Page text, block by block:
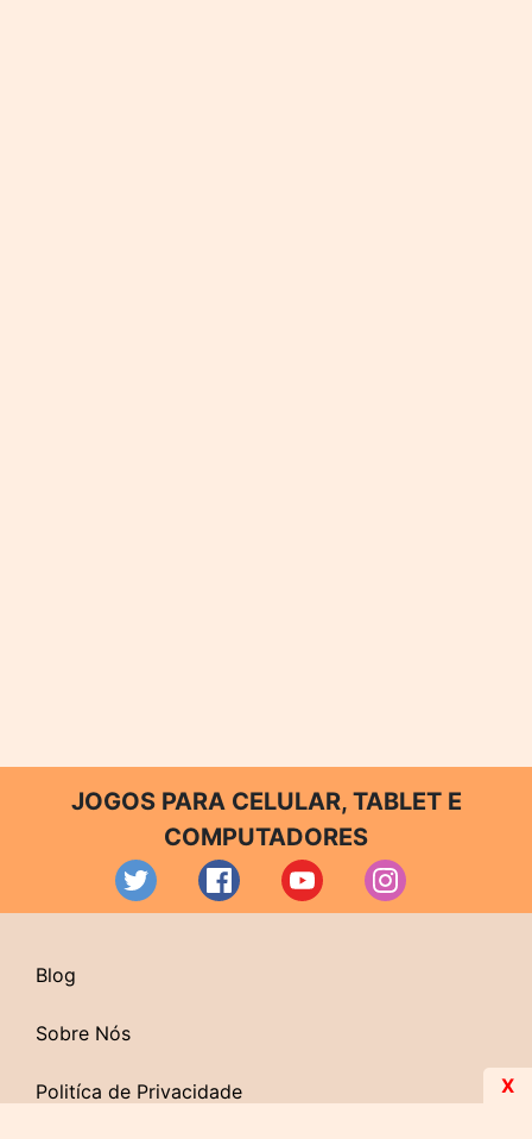
JOGOS PARA CELULAR, TABLET E
COMPUTADORES
Blog
Sobre Nós
Politíca de Privacidade X